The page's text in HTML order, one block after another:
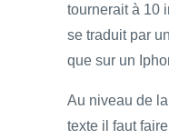
tournerait à 10
se traduit par
que sur un
Au niveau de
texte il faut